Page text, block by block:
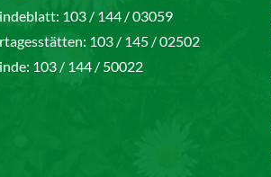
103 / 144 / 03059
103 / 145 / 02502
103 / 144 / 50022